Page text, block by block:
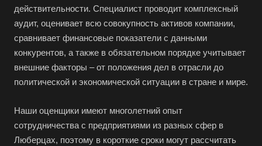
действительности. Специалист проводит комплексный
аудит, оценивает всю совокупность активов компании,
сравнивает финансовые показатели с данными
конкурентов, а также в обязательном порядке учитывает
внешние факторы – от положения дел в отрасли до
политической и экономической ситуации в стране и мире.
Наши оценщики имеют многолетний опыт
сотрудничества с предприятиями из разных сфер в
Люберцах, поэтому в короткие сроки могут рассчитать